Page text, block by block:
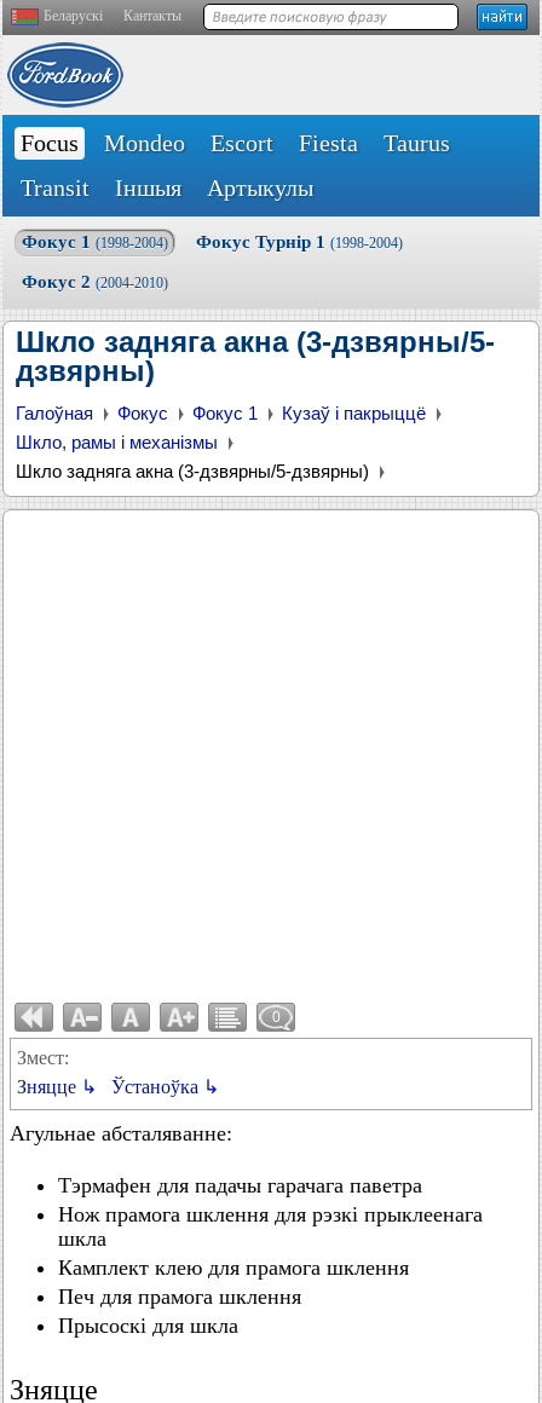
Беларускі Кантакты
Focus Mondeo Escort Fiesta
Taurus
Transit
Іншыя Артыкулы
Фокус 1 (1998-2004) Фокус Турнір 1 (1998-2004)
Фокус 2 (2004-2010)
Шкло задняга акна (3-дзвярны/5-
дзвярны)
Галоўная Фокус Фокус 1
Кузаў і пакрыццё
Шкло, рамы і механізмы
Шкло задняга акна (3-дзвярны/5-дзвярны)
0
Змест:
Зняцце ↳
Ўстаноўка ↳
Агульнае абсталяванне:
Тэрмафен для падачы гарачага паветра
Нож прамога шклення для рэзкі прыклеенага
шкла
Камплект клею для прамога шклення
Печ для прамога шклення
Прысоскі для шкла
Зняцце